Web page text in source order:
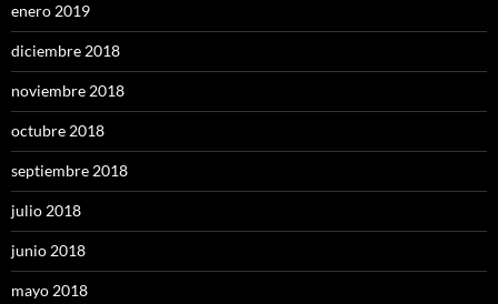
enero 2019
diciembre 2018
noviembre 2018
octubre 2018
septiembre 2018
julio 2018
junio 2018
mayo 2018